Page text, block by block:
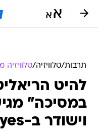
תרבות/טלוויזיה/טלוויזיה
להיט
במסיכה"
וישודר ב-yes